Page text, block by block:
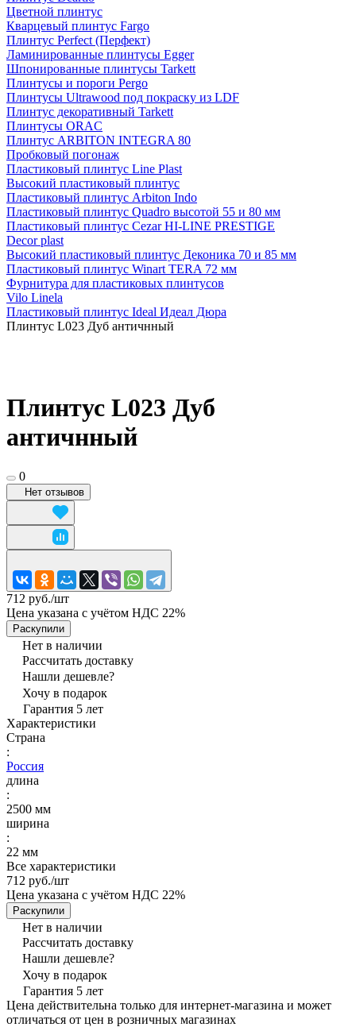
Цветной плинтус
Кварцевый плинтус Fargo
Плинтус Perfect (Перфект)
Ламинированные плинтусы Egger
Шпонированные плинтусы Tarkett
Плинтусы и пороги Pergo
Плинтусы Ultrawood под покраску из LDF
Плинтус декоративный Tarkett
Плинтусы ORAC
Плинтус ARBITON INTEGRA 80
Пробковый погонаж
Пластиковый плинтус Line Plast
Высокий пластиковый плинтус
Пластиковый плинтус Arbiton Indo
Пластиковый плинтус Quadro высотой 55 и 80 мм
Пластиковый плинтус Cezar HI-LINE PRESTIGE
Decor plast
Высокий пластиковый плинтус Деконика 70 и 85 мм
Пластиковый плинтус Winart TERA 72 мм
Фурнитура для пластиковых плинтусов
Vilo Linela
Пластиковый плинтус Ideal Идеал Дюра
Плинтус L023 Дуб античнный
Плинтус L023 Дуб
античнный
0
Нет отзывов
712 руб./шт
Цена указана с учётом НДС 22%
Раскупили
Нет в наличии
Рассчитать доставку
Нашли дешевле?
Хочу в подарок
Гарантия 5 лет
Характеристики
Страна
:
Россия
длина
:
2500 мм
ширина
:
22 мм
Все характеристики
712 руб./шт
Цена указана с учётом НДС 22%
Раскупили
Нет в наличии
Рассчитать доставку
Нашли дешевле?
Хочу в подарок
Гарантия 5 лет
Цена действительна только для интернет-магазина и может
отличаться от цен в розничных магазинах